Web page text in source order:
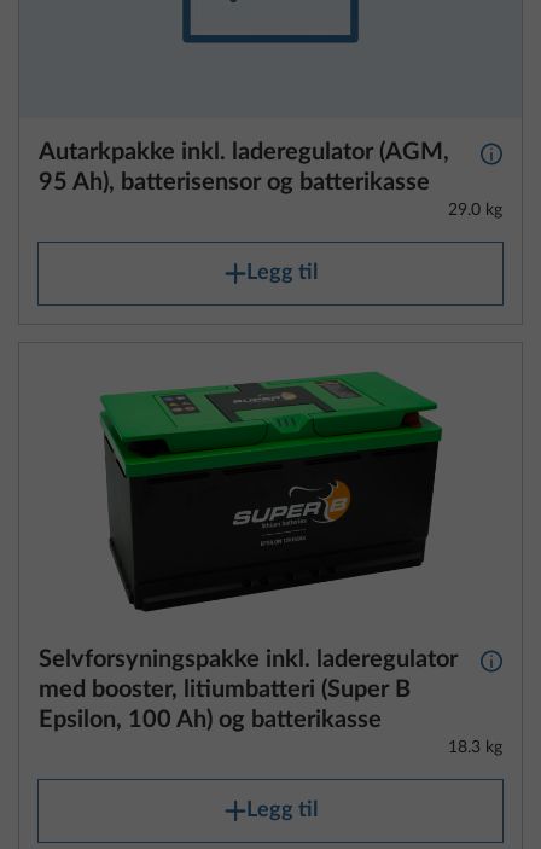
Autarkpakke inkl. laderegulator (AGM,
95 Ah), batterisensor og batterikasse
Mer
29.0 kg
Legg til
Selvforsyningspakke inkl. laderegulator
med booster, litiumbatteri (Super B
Epsilon, 100 Ah) og batterikasse
Mer
18.3 kg
Legg til